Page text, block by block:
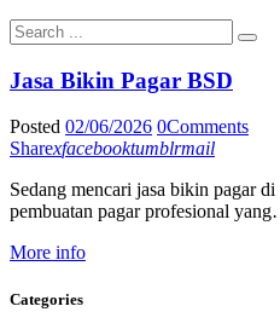
Jasa Bikin Pagar BSD
Posted 02/06/2026 0Comments
Sharexfacebooktumblrmail
Sedang mencari jasa bikin pagar
pembuatan pagar profesional
More info
Categories